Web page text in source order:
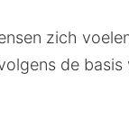
zich
de